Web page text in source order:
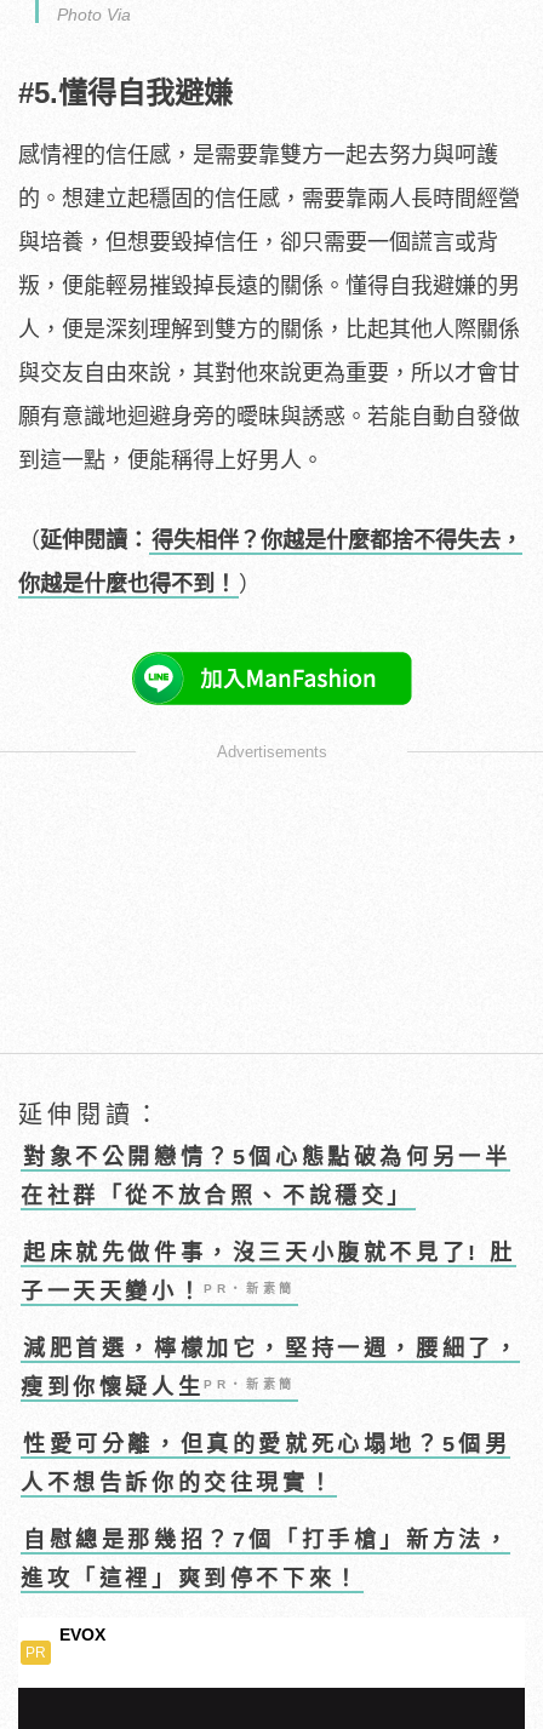
Photo Via
#5.懂得自我避嫌
感情裡的信任感，是需要靠雙方一起去努力與呵護
的。想建立起穩固的信任感，需要靠兩人長時間經營
與培養，但想要毀掉信任，卻只需要一個謊言或背
叛，便能輕易摧毀掉長遠的關係。懂得自我避嫌的男
人，便是深刻理解到雙方的關係，比起其他人際關係
與交友自由來說，其對他來說更為重要，所以才會甘
願有意識地迴避身旁的曖昧與誘惑。若能自動自發做
到這一點，便能稱得上好男人。
（延伸閱讀： 得失相伴？你越是什麼都捨不得失去，
你越是什麼也得不到！ ）
Advertisements
延伸閱讀：
對象不公開戀情？5個心態點破為何另一半
在社群「從不放合照、不說穩交」
起床就先做件事，沒三天小腹就不見了! 肚
子一天天變小！PR・新素簡
減肥首選，檸檬加它，堅持一週，腰細了，
瘦到你懷疑人生PR・新素簡
性愛可分離，但真的愛就死心塌地？5個男
人不想告訴你的交往現實！
自慰總是那幾招？7個「打手槍」新方法，
進攻「這裡」爽到停不下來！
PR
EVOX